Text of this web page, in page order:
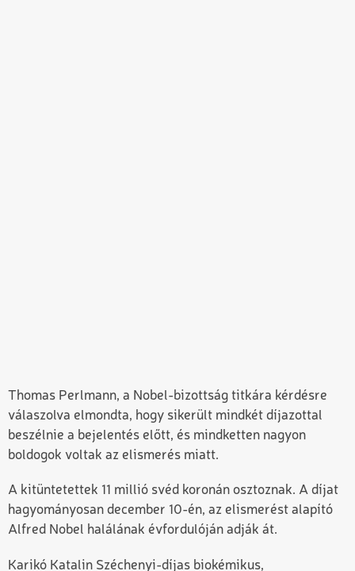
Thomas Perlmann, a Nobel-bizottság titkára kérdésre
válaszolva elmondta, hogy sikerült mindkét díjazottal
beszélnie a bejelentés előtt, és mindketten nagyon
boldogok voltak az elismerés miatt.
A kitüntetettek 11 millió svéd koronán osztoznak. A díjat
hagyományosan december 10-én, az elismerést alapító
Alfred Nobel halálának évfordulóján adják át.
Karikó Katalin Széchenyi-díjas biokémikus,